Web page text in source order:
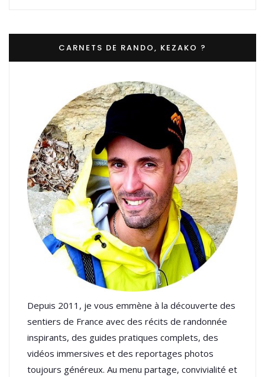
CARNETS DE RANDO, KEZAKO ?
Depuis 2011, je vous emmène à la découverte des
sentiers de France avec des récits de randonnée
inspirants, des guides pratiques complets, des
vidéos immersives et des reportages photos
toujours généreux. Au menu partage, convivialité et